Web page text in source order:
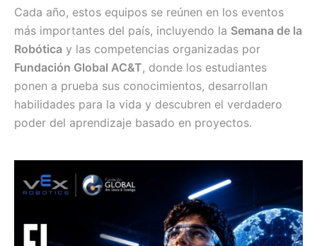
Cada año, estos equipos se reúnen en los eventos
más importantes del país, incluyendo la Semana de la
Robótica y las competencias organizadas por
Fundación Global AC&T, donde los estudiantes
ponen a prueba sus conocimientos, desarrollan
habilidades para la vida y descubren el verdadero
poder del aprendizaje basado en proyectos.